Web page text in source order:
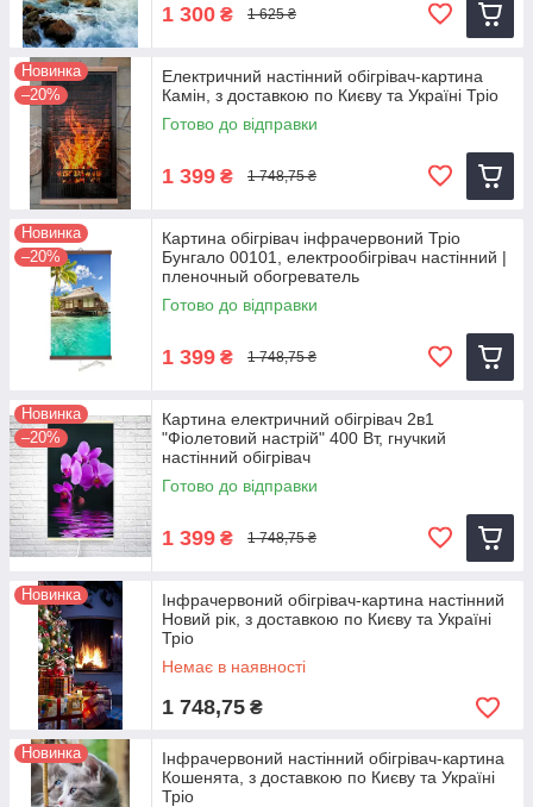
1 300 ₴ 1 625 ₴
Новинка
–20%
Електричний настінний обігрівач-картина
Камін, з доставкою по Києву та Україні Тріо
Готово до відправки
1 399 ₴ 1 748,75 ₴
Новинка
–20%
Картина обігрівач інфрачервоний Тріо
Бунгало 00101, електрообігрівач настінний |
пленочный обогреватель
Готово до відправки
1 399 ₴ 1 748,75 ₴
Новинка
–20%
Картина електричний обігрівач 2в1
"Фіолетовий настрій" 400 Вт, гнучкий
настінний обігрівач
Готово до відправки
1 399 ₴ 1 748,75 ₴
Новинка
Інфрачервоний обігрівач-картина настінний
Новий рік, з доставкою по Києву та Україні
Тріо
Немає в наявності
1 748,75 ₴
Новинка
Інфрачервоний настінний обігрівач-картина
Кошенята, з доставкою по Києву та Україні
Тріо